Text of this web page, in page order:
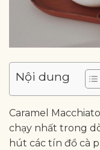
Nội dung
Caramel
chạy nhất trong
hút các tín đồ cà